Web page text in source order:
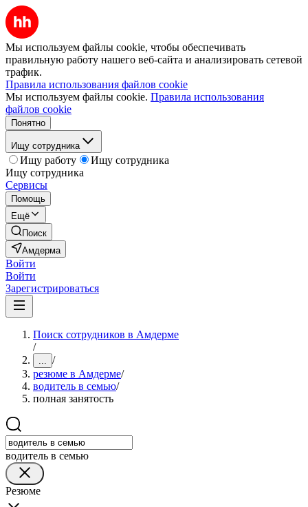
Мы используем файлы cookie, чтобы обеспечивать
правильную работу нашего веб-сайта и анализировать сетевой
трафик.
Правила использования файлов cookie
Мы используем файлы cookie. Правила использования
файлов cookie
Понятно
Ищу сотрудника
Ищу работу
Ищу сотрудника
Ищу сотрудника
Сервисы
Помощь
Ещё
Поиск
Амдерма
Войти
Войти
Зарегистрироваться
Поиск сотрудников в Амдерме
/
... /
резюме в Амдерме/
водитель в семью/
полная занятость
водитель в семью
Резюме